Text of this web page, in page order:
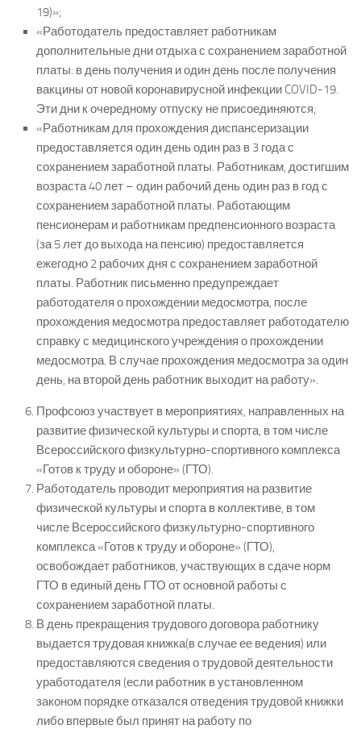
19)»;
«Работодатель предоставляет работникам
дополнительные дни отдыха с сохранением заработной
платы: в день получения и один день после получения
вакцины от новой коронавирусной инфекции COVID-19.
Эти дни к очередному отпуску не присоединяются;
«Работникам для прохождения диспансеризации
предоставляется один день один раз в 3 года с
сохранением заработной платы. Работникам, достигшим
возраста 40 лет – один рабочий день один раз в год с
сохранением заработной платы. Работающим
пенсионерам и работникам предпенсионного возраста
(за 5 лет до выхода на пенсию) предоставляется
ежегодно 2 рабочих дня с сохранением заработной
платы. Работник письменно предупреждает
работодателя о прохождении медосмотра, после
прохождения медосмотра предоставляет работодателю
справку с медицинского учреждения о прохождении
медосмотра. В случае прохождения медосмотра за один
день, на второй день работник выходит на работу».
Профсоюз участвует в мероприятиях, направленных на
развитие физической культуры и спорта, в том числе
Всероссийского физкультурно-спортивного комплекса
«Готов к труду и обороне» (ГТО).
Работодатель проводит мероприятия на развитие
физической культуры и спорта в коллективе, в том
числе Всероссийского физкультурно-спортивного
комплекса «Готов к труду и обороне» (ГТО),
освобождает работников, участвующих в сдаче норм
ГТО в единый день ГТО от основной работы с
сохранением заработной платы.
В день прекращения трудового договора работнику
выдается трудовая книжка(в случае ее ведения) или
предоставляются сведения о трудовой деятельности
уработодателя (если работник в установленном
законом порядке отказался отведения трудовой книжки
либо впервые был принят на работу по